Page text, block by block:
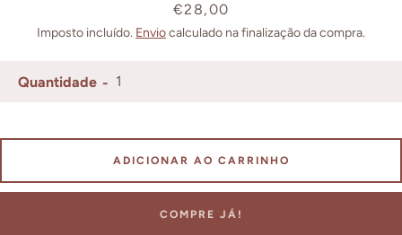
Preço
€28,00
Imposto incluído. Enviocalculado na finalização da compra.
Quantidade
ADICIONAR AO CARRINHO
COMPRE JÁ!